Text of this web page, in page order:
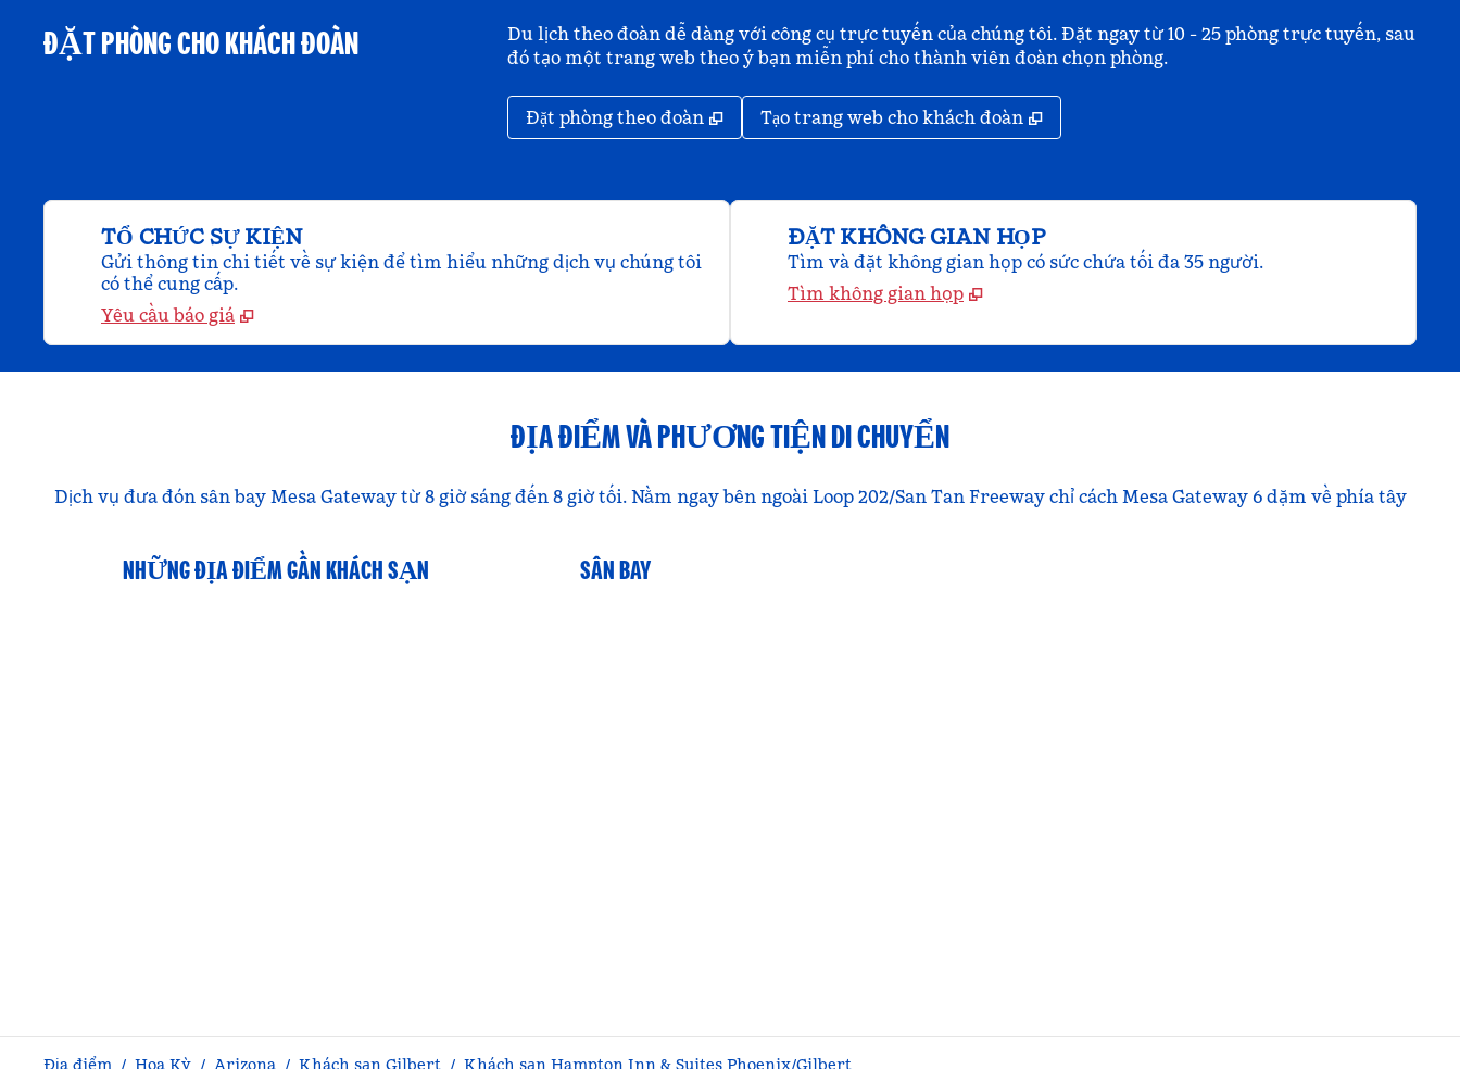
ĐẶT PHÒNG CHO KHÁCH ĐOÀN
Du lịch theo đoàn dễ dàng với công cụ trực tuyến của chúng tôi. Đặt ngay từ 10 - 25 phòng trực tuyến, sau
đó tạo một trang web theo ý bạn miễn phí cho thành viên đoàn chọn phòng.
Đặt phòng theo đoàn , Mở thẻ mới
Tạo trang web cho khách đoàn ,
TỔ CHỨC SỰ KIỆN
Gửi thông tin chi tiết về sự kiện để tìm hiểu những dịch vụ chúng tôi
có thể cung cấp.
Yêu cầu báo giá
ĐẶT KHÔNG GIAN HỌP
Tìm và đặt không gian họp có sức chứa tối đa 35 người.
Tìm không gian họp
ĐỊA ĐIỂM VÀ PHƯƠNG TIỆN DI CHUYỂN
Dịch vụ đưa đón sân bay Mesa Gateway từ 8 giờ sáng đến 8 giờ tối. Nằm ngay bên ngoài Loop 202/San Tan Freeway chỉ cách Mesa Gateway 6 dặm về phía tây
NHỮNG ĐỊA ĐIỂM GẦN KHÁCH SẠN SÂN BAY
Địa điểm / Hoa Kỳ / Arizona / Khách sạn Gilbert / Khách sạn Hampton Inn & Suites Phoenix/Gilbert